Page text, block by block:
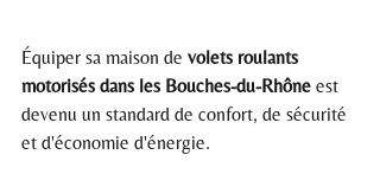
Équiper sa maison de volets roulants
motorisés dans les Bouches-du-Rhône est
devenu un standard de confort, de sécurité
et d'économie d'énergie.